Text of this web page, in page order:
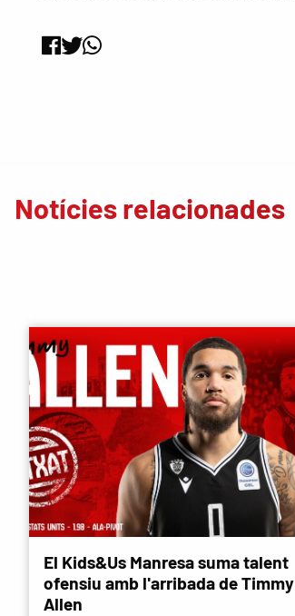
Notícies relacionades
El Kids&Us Manresa suma talent
ofensiu amb l'arribada de Timmy
Allen